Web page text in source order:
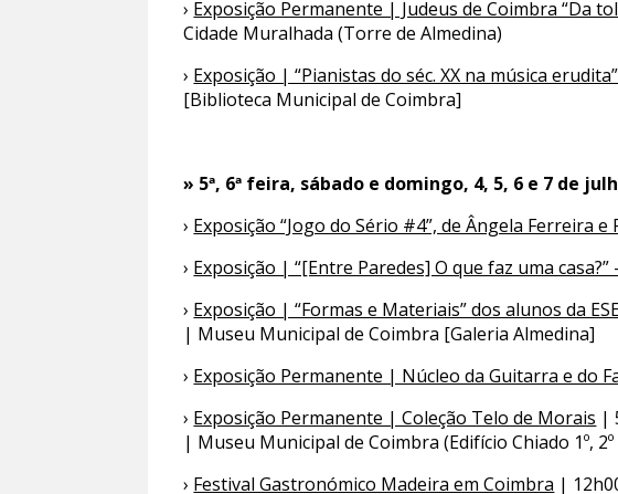
› Exposição Permanente | Judeus de Coimbra “Da
Cidade Muralhada (Torre de Almedina)
› Exposição | “Pianistas do séc. XX na música erudita”
[Biblioteca Municipal de Coimbra]
» 5ª, 6ª feira, sábado e domingo, 4, 5, 6 e 7 de
› Exposição “Jogo do Sério #4”, de Ângela Ferreira e
› Exposição | “[Entre Paredes] O que faz uma casa?”
› Exposição | “Formas e Materiais” dos alunos da
| Museu Municipal de Coimbra [Galeria Almedina]
› Exposição Permanente | Núcleo da Guitarra e do
› Exposição Permanente | Coleção Telo de Morais |
| Museu Municipal de Coimbra (Edifício Chiado 1º, 2º
› Festival Gastronómico Madeira em Coimbra |